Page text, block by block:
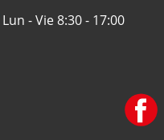
Lun - Vie 8:30 - 17:00